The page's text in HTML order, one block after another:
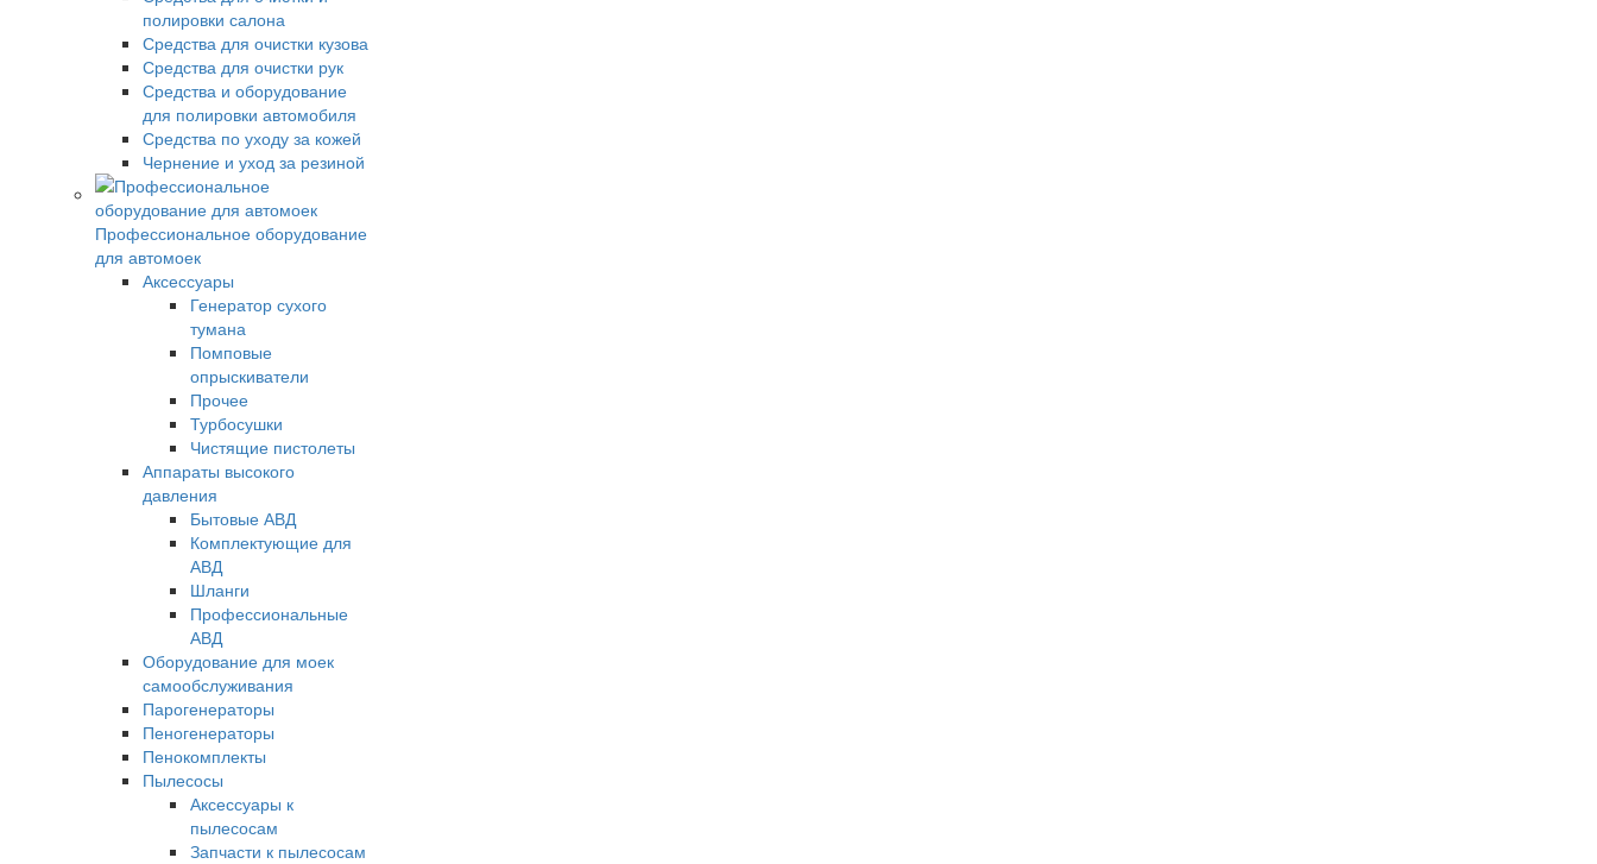
полировки салона
Средства для очистки кузова
Средства для очистки рук
Средства и оборудование
для полировки автомобиля
Средства по уходу за кожей
Чернение и уход за резиной
Профессиональное оборудование
для автомоек
Аксессуары
Генератор сухого
тумана
Помповые
опрыскиватели
Прочее
Турбосушки
Чистящие пистолеты
Аппараты высокого
давления
Бытовые АВД
Комплектующие для
АВД
Шланги
Профессиональные
АВД
Оборудование для моек
самообслуживания
Парогенераторы
Пеногенераторы
Пенокомплекты
Пылесосы
Аксессуары к
пылесосам
Запчасти к пылесосам